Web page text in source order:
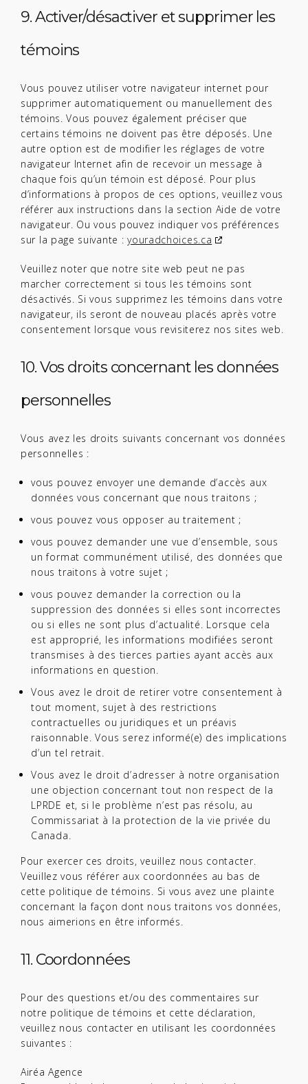
9. Activer/désactiver et supprimer les
témoins
Vous pouvez utiliser votre navigateur internet pour
supprimer automatiquement ou manuellement des
témoins. Vous pouvez également préciser que
certains témoins ne doivent pas être déposés. Une
autre option est de modifier les réglages de votre
navigateur Internet afin de recevoir un message à
chaque fois qu’un témoin est déposé. Pour plus
d’informations à propos de ces options, veuillez vous
référer aux instructions dans la section Aide de votre
navigateur. Ou vous pouvez indiquer vos préférences
sur la page suivante :youradchoices.ca
Veuillez noter que notre site web peut ne pas
marcher correctement si tous les témoins sont
désactivés. Si vous supprimez les témoins dans votre
navigateur, ils seront de nouveau placés après votre
consentement lorsque vous revisiterez nos sites web.
10. Vos droits concernant les données
personnelles
Vous avez les droits suivants concernant vos données
personnelles :
vous pouvez envoyer une demande d’accès aux
données vous concernant que nous traitons ;
vous pouvez vous opposer au traitement ;
vous pouvez demander une vue d’ensemble, sous
un format communément utilisé, des données que
nous traitons à votre sujet ;
vous pouvez demander la correction ou la
suppression des données si elles sont incorrectes
ou si elles ne sont plus d’actualité. Lorsque cela
est approprié, les informations modifiées seront
transmises à des tierces parties ayant accès aux
informations en question.
Vous avez le droit de retirer votre consentement à
tout moment, sujet à des restrictions
contractuelles ou juridiques et un préavis
raisonnable. Vous serez informé(e) des implications
d’un tel retrait.
Vous avez le droit d’adresser à notre organisation
une objection concernant tout non respect de la
LPRDE et, si le problème n’est pas résolu, au
Commissariat à la protection de la vie privée du
Canada.
Pour exercer ces droits, veuillez nous contacter.
Veuillez vous référer aux coordonnées au bas de
cette politique de témoins. Si vous avez une plainte
concernant la façon dont nous traitons vos données,
nous aimerions en être informés.
11. Coordonnées
Pour des questions et/ou des commentaires sur
notre politique de témoins et cette déclaration,
veuillez nous contacter en utilisant les coordonnées
suivantes :
Airéa Agence